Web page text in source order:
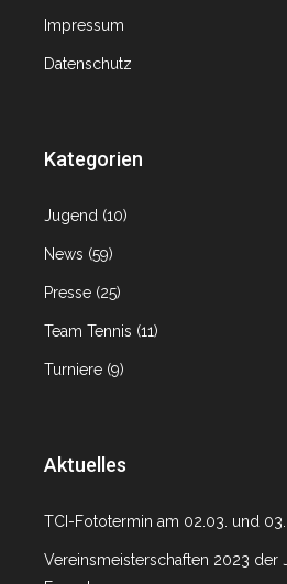
Impressum
Datenschutz
Kategorien
Jugend (10)
News (59)
Presse (25)
Team Tennis (11)
Turniere (9)
Aktuelles
TCI-Fototermin am 02.03. und
Vereinsmeisterschaften 2023 der